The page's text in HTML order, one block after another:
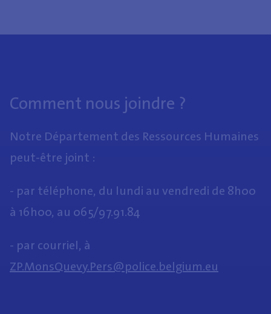
Comment nous joindre ?
Notre Département des Ressources Humaines
peut-être joint :
- par téléphone, du lundi au vendredi de 8h00
à 16h00, au 065/97.91.84
- par courriel, à
ZP.MonsQuevy.Pers@police.belgium.eu